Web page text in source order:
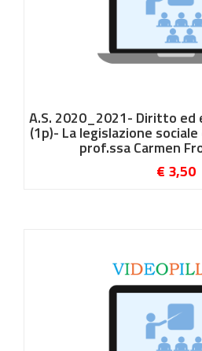
A.S. 2020_2021- Diritto ed
(1p)- La legislazione
prof.ssa Carmen
€ 3,50